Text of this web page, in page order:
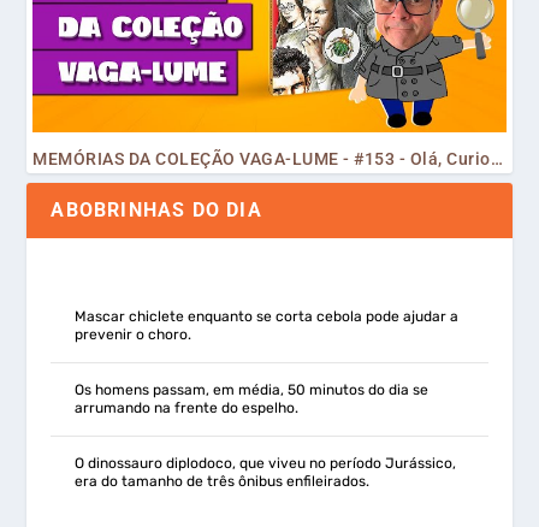
MEMÓRIAS DA COLEÇÃO VAGA-LUME - #153 - Olá, Curiosos! 2023
ABOBRINHAS DO DIA
Mascar chiclete enquanto se corta cebola pode ajudar a
prevenir o choro.
Os homens passam, em média, 50 minutos do dia se
arrumando na frente do espelho.
O dinossauro diplodoco, que viveu no período Jurássico,
era do tamanho de três ônibus enfileirados.